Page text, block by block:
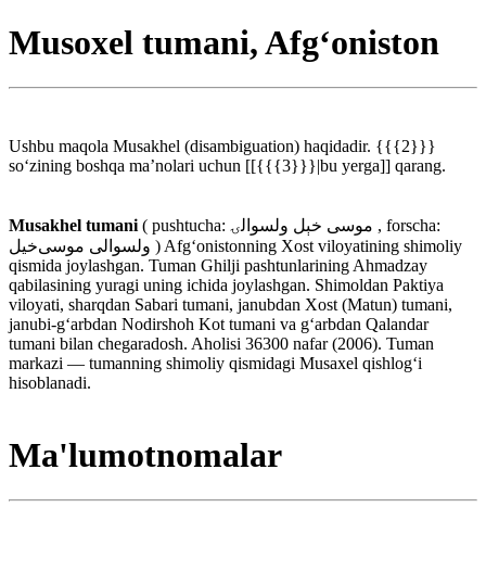
Musoxel tumani, Afg‘oniston
Ushbu maqola Musakhel (disambiguation) haqidadir. {{{2}}}
soʻzining boshqa maʼnolari uchun [[{{{3}}}|bu yerga]] qarang.
Musakhel tumani ( pushtucha: موسی خېل ولسوالۍ , forscha:
ولسوالی موسی‌خیل ) Afgʻonistonning Xost viloyatining shimoliy
qismida joylashgan. Tuman Ghilji pashtunlarining Ahmadzay
qabilasining yuragi uning ichida joylashgan. Shimoldan Paktiya
viloyati, sharqdan Sabari tumani, janubdan Xost (Matun) tumani,
janubi-gʻarbdan Nodirshoh Kot tumani va gʻarbdan Qalandar
tumani bilan chegaradosh. Aholisi 36300 nafar (2006). Tuman
markazi — tumanning shimoliy qismidagi Musaxel qishlogʻi
hisoblanadi.
Ma'lumotnomalar